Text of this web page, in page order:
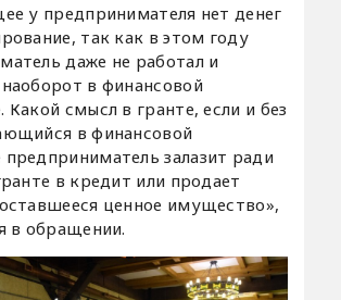
у предпринимателя нет денег
так как в этом году
даже не работал и
в финансовой
Какой смысл в гранте, если и без
в финансовой
залазит ради
в кредит или продает
ценное имущество»,
в обращении.